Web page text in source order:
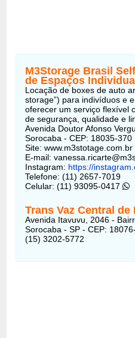
M3Storage Brasil
de Espaços
Locação de boxes de auto
storage”) para indivíduos e
oferecer um serviço flexível
de segurança, qualidade e
Avenida Doutor Afonso
Sorocaba - CEP: 18035-370
Site: www.m3stotage.com.br
E-mail:
Instagram: https://
Telefone: (11) 2657-7019
Celular: (11) 93095-0417
Trans Vaz Central de
Avenida Itavuvu, 2046 -
Sorocaba - SP - CEP:
(15) 3202-5772